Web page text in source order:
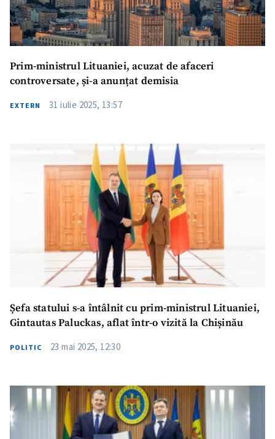
Prim-ministrul Lituaniei, acuzat de afaceri
controversate, și-a anunțat demisia
EXTERN 31 iulie 2025, 13:57
Șefa statului s-a întâlnit cu prim-ministrul Lituaniei,
Gintautas Paluckas, aflat într-o vizită la Chișinău
POLITIC 23 mai 2025, 12:30